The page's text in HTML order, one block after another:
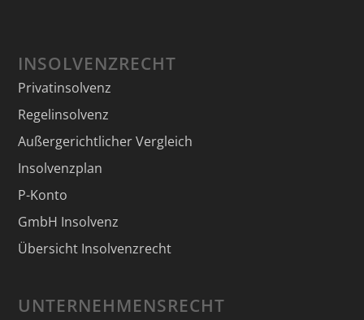
INSOLVENZRECHT
Privatinsolvenz
Regelinsolvenz
Außergerichtlicher Vergleich
Insolvenzplan
P-Konto
GmbH Insolvenz
Übersicht Insolvenzrecht
UNTERNEHMENSRECHT